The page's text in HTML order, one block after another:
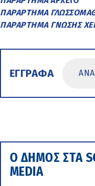
ΠΑΡΑΡΤΗΜΑ
ΠΑΡΑΡΤΗΜΑ ΓΝΩΣΗΣ
ΕΓΓΡΑΦΑ
Ο ΔΗΜΟΣ ΣΤΑ
MEDIA